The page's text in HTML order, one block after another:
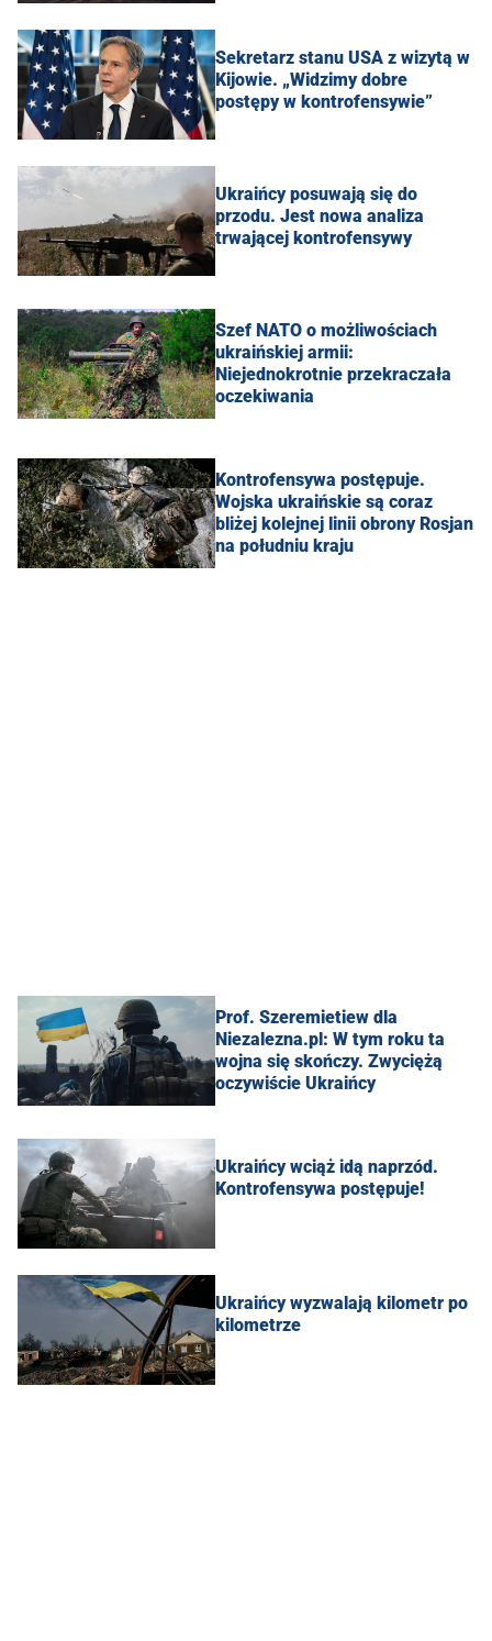
Sekretarz stanu USA z wizytą w
Kijowie. „Widzimy dobre
postępy w kontrofensywie”
Ukraińcy posuwają się do
przodu. Jest nowa analiza
trwającej kontrofensywy
Szef NATO o możliwościach
ukraińskiej armii:
Niejednokrotnie przekraczała
oczekiwania
Kontrofensywa postępuje.
Wojska ukraińskie są coraz
bliżej kolejnej linii obrony Rosjan
na południu kraju
Prof. Szeremietiew dla
Niezalezna.pl: W tym roku ta
wojna się skończy. Zwyciężą
oczywiście Ukraińcy
Ukraińcy wciąż idą naprzód.
Kontrofensywa postępuje!
Ukraińcy wyzwalają kilometr po
kilometrze